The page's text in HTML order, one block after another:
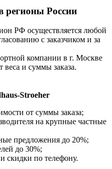
регионы России
РФ осуществляется любой
с заказчиком и за
компании в г. Москве
веса и суммы заказа.
Stroeher
от суммы заказа;
на крупные частные
предложения до 20%;
до 30%;
скидки по телефону.